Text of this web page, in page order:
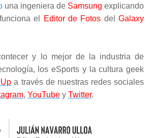
una ingeniera de Samsung explicando
el
Editor de Fotos delGalaxy
y lo mejor de la industria de
los eSports y la cultura geek
a través de nuestras redes sociales
, YouTube y Twitter.